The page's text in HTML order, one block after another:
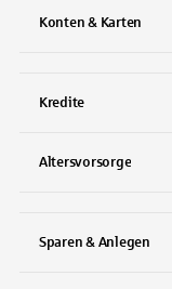
Konten & Karten
Kredite
Altersvorsorge
Sparen & Anlegen